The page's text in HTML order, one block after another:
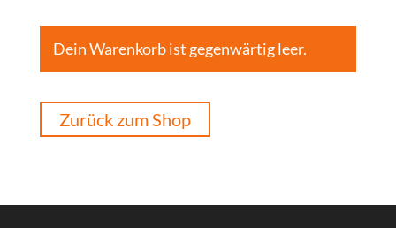
Dein Warenkorb ist gegenwärtig leer.
Zurück zum Shop